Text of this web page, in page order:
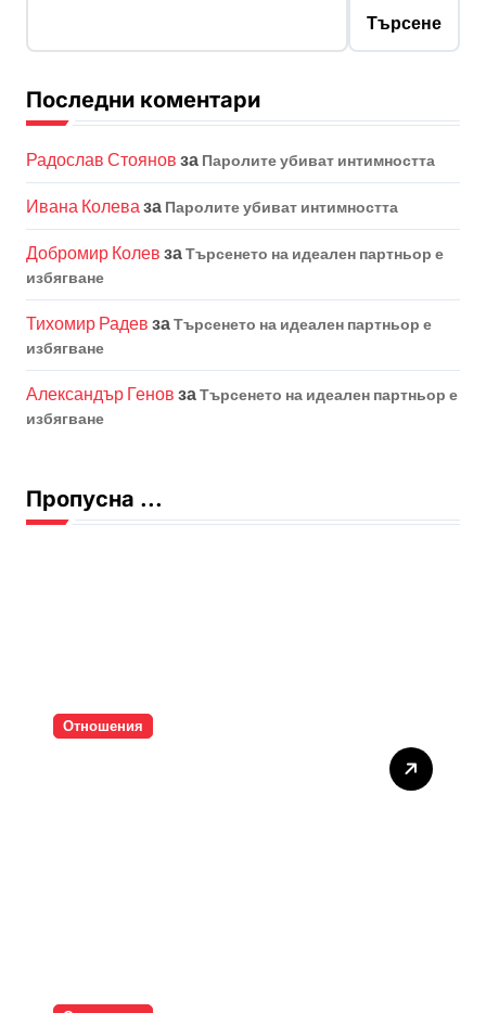
Търсене
Последни коментари
Радослав Стоянов за Паролите убиват интимността
Ивана Колеваза Паролите убиват интимността
Добромир Колев заТърсенето на идеален партньор е
избягване
Тихомир Радев заТърсенето на идеален партньор е
избягване
Александър Генов заТърсенето на идеален партньор е
избягване
Пропусна ...
Отношения